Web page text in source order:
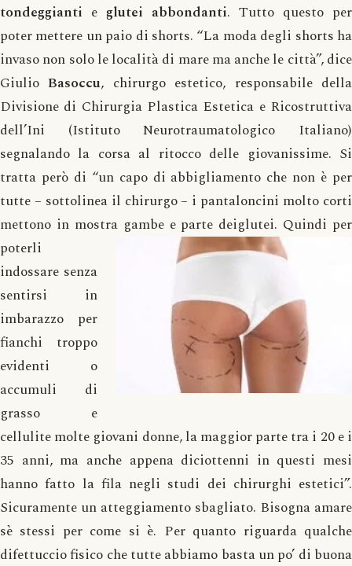
tondeggianti e glutei abbondanti. Tutto questo per
poter mettere un paio di shorts. “La moda degli shorts ha
invaso non solo le località di mare ma anche le città”, dice
GiulioBasoccu, chirurgo estetico, responsabile della
Divisione di Chirurgia Plastica Estetica e Ricostruttiva
dell’Ini (Istituto Neurotraumatologico Italiano)
segnalando la corsa al ritocco delle giovanissime. Si
tratta però di “un capo di abbigliamento che non è per
tutte – sottolinea il chirurgo – i pantaloncini molto corti
mettono in mostra gambe e parte deiglutei. Quindi per
poterli
indossare senza
sentirsi in
imbarazzo per
fianchi troppo
evidenti o
accumuli di
grasso e
cellulite molte giovani donne, la maggior parte tra i 20 e i
35 anni, ma anche appena diciottenni in questi mesi
hanno fatto la fila negli studi dei chirurghi estetici”.
Sicuramente un atteggiamento sbagliato. Bisogna amare
sè stessi per come si è. Per quanto riguarda qualche
difettuccio fisico che tutte abbiamo basta un po’ di buona